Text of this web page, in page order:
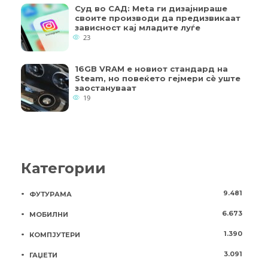
Суд во САД: Meta ги дизајнираше
своите производи да предизвикаат
зависност кај младите луѓе
23
16GB VRAM е новиот стандард на
Steam, но повеќето гејмери ​​сè уште
заостануваат
19
Категории
ФУТУРАМА 9.481
МОБИЛНИ 6.673
КОМПЈУТЕРИ 1.390
ГАЏЕТИ 3.091